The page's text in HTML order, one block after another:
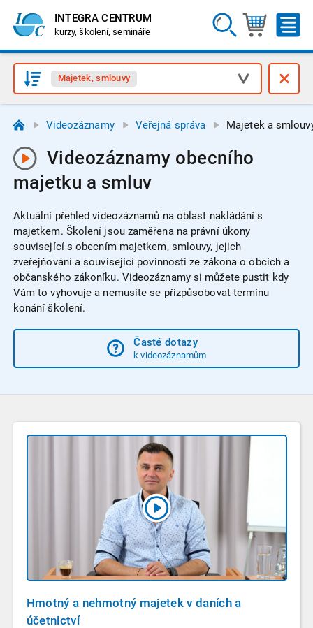
INTEGRA CENTRUM
kurzy, školení, semináře
Majetek, smlouvy
Videozáznamy Veřejná správa Majetek a
Videozáznamy obecního
majetku a smluv
Aktuální přehled videozáznamů na oblast nakládání s
majetkem. Školení jsou zaměřena na právní úkony
související s obecním majetkem, smlouvy, jejich
zveřejňování a související povinnosti ze zákona o obcích a
občanského zákoníku. Videozáznamy si můžete pustit kdy
Vám to vyhovuje a nemusíte se přizpůsobovat termínu
konání školení.
Časté dotazy
k videozáznamům
Hmotný a nehmotný majetek v daních a
účetnictví